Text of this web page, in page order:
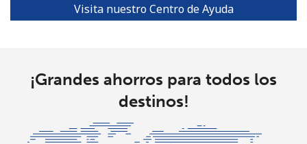
Visita nuestro Centro de Ayuda
¡Grandes ahorros para todos los
destinos!